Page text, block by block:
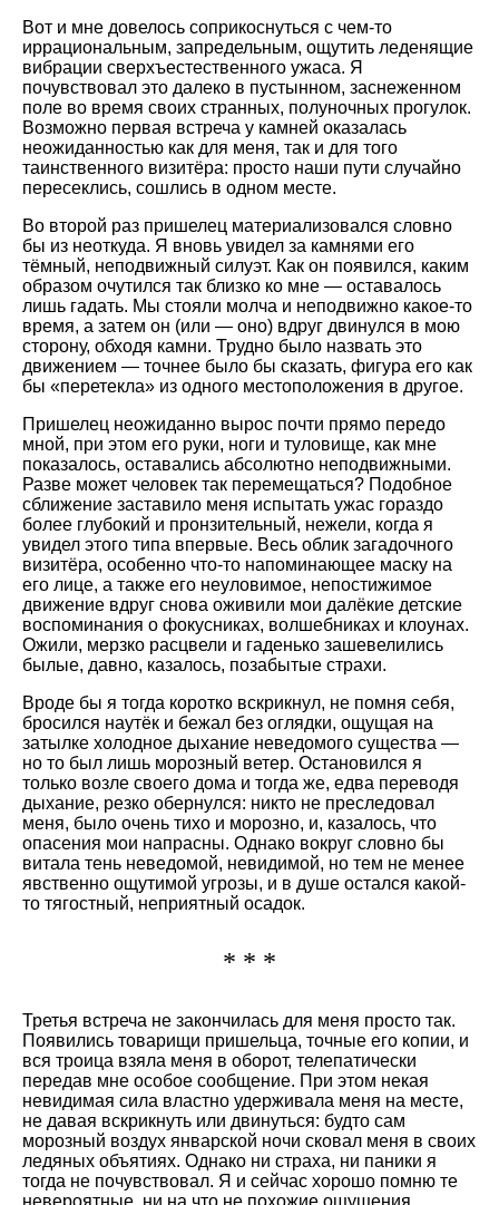
Вот и мне довелось соприкоснуться с чем-то
иррациональным, запредельным, ощутить леденящие
вибрации сверхъестественного ужаса. Я
почувствовал это далеко в пустынном, заснеженном
поле во время своих странных, полуночных прогулок.
Возможно первая встреча у камней оказалась
неожиданностью как для меня, так и для того
таинственного визитёра: просто наши пути случайно
пересеклись, сошлись в одном месте.
Во второй раз пришелец материализовался словно
бы из неоткуда. Я вновь увидел за камнями его
тёмный, неподвижный силуэт. Как он появился, каким
образом очутился так близко ко мне — оставалось
лишь гадать. Мы стояли молча и неподвижно какое-то
время, а затем он (или — оно) вдруг двинулся в мою
сторону, обходя камни. Трудно было назвать это
движением — точнее было бы сказать, фигура его как
бы «перетекла» из одного местоположения в другое.
Пришелец неожиданно вырос почти прямо передо
мной, при этом его руки, ноги и туловище, как мне
показалось, оставались абсолютно неподвижными.
Разве может человек так перемещаться? Подобное
сближение заставило меня испытать ужас гораздо
более глубокий и пронзительный, нежели, когда я
увидел этого типа впервые. Весь облик загадочного
визитёра, особенно что-то напоминающее маску на
его лице, а также его неуловимое, непостижимое
движение вдруг снова оживили мои далёкие детские
воспоминания о фокусниках, волшебниках и клоунах.
Ожили, мерзко расцвели и гаденько зашевелились
былые, давно, казалось, позабытые страхи.
Вроде бы я тогда коротко вскрикнул, не помня себя,
бросился наутёк и бежал без оглядки, ощущая на
затылке холодное дыхание неведомого существа —
но то был лишь морозный ветер. Остановился я
только возле своего дома и тогда же, едва переводя
дыхание, резко обернулся: никто не преследовал
меня, было очень тихо и морозно, и, казалось, что
опасения мои напрасны. Однако вокруг словно бы
витала тень неведомой, невидимой, но тем не менее
явственно ощутимой угрозы, и в душе остался какой-
то тягостный, неприятный осадок.
* * *
Третья встреча не закончилась для меня просто так.
Появились товарищи пришельца, точные его копии, и
вся троица взяла меня в оборот, телепатически
передав мне особое сообщение. При этом некая
невидимая сила властно удерживала меня на месте,
не давая вскрикнуть или двинуться: будто сам
морозный воздух январской ночи сковал меня в своих
ледяных объятиях. Однако ни страха, ни паники я
тогда не почувствовал. Я и сейчас хорошо помню те
невероятные, ни на что не похожие ощущения.